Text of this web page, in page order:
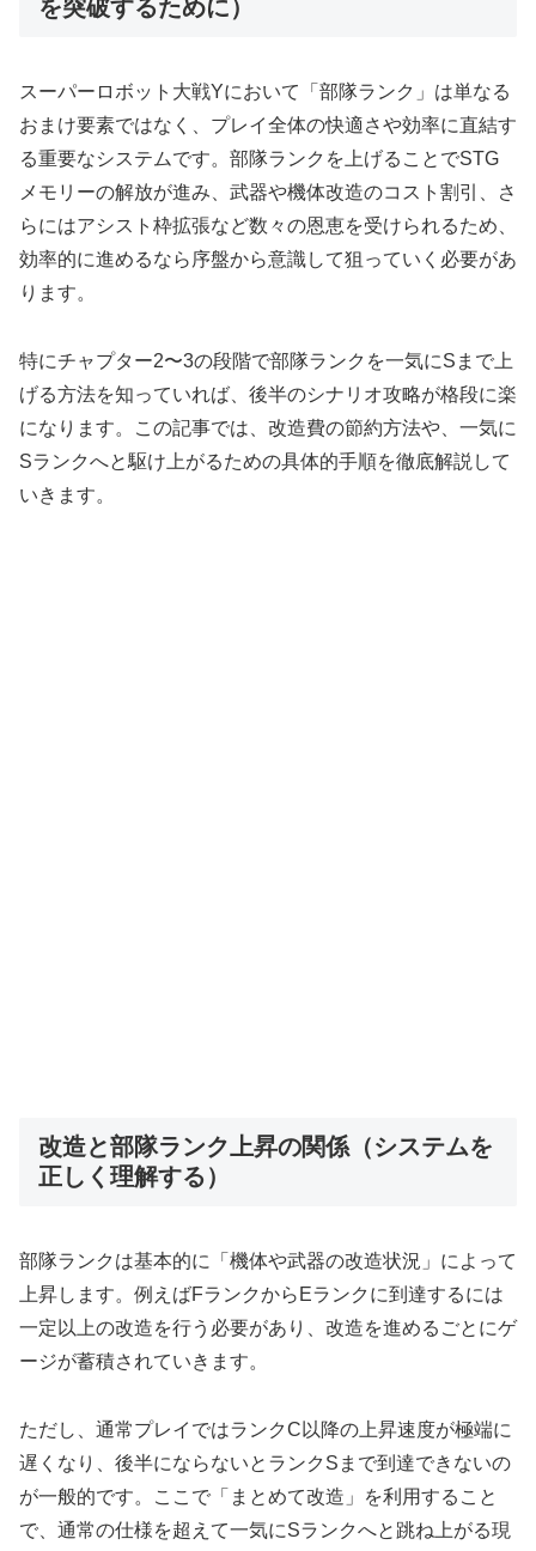
を突破するために）
スーパーロボット大戦Yにおいて「部隊ランク」は単なる
おまけ要素ではなく、プレイ全体の快適さや効率に直結す
る重要なシステムです。部隊ランクを上げることでSTG
メモリーの解放が進み、武器や機体改造のコスト割引、さ
らにはアシスト枠拡張など数々の恩恵を受けられるため、
効率的に進めるなら序盤から意識して狙っていく必要があ
ります。
特にチャプター2〜3の段階で部隊ランクを一気にSまで上
げる方法を知っていれば、後半のシナリオ攻略が格段に楽
になります。この記事では、改造費の節約方法や、一気に
Sランクへと駆け上がるための具体的手順を徹底解説して
いきます。
改造と部隊ランク上昇の関係（システムを
正しく理解する）
部隊ランクは基本的に「機体や武器の改造状況」によって
上昇します。例えばFランクからEランクに到達するには
一定以上の改造を行う必要があり、改造を進めるごとにゲ
ージが蓄積されていきます。
ただし、通常プレイではランクC以降の上昇速度が極端に
遅くなり、後半にならないとランクSまで到達できないの
が一般的です。ここで「まとめて改造」を利用すること
で、通常の仕様を超えて一気にSランクへと跳ね上がる現